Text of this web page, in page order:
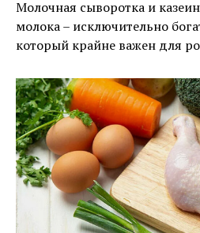
Молочная сыворотка и
молока – исключительно
который крайне важен для